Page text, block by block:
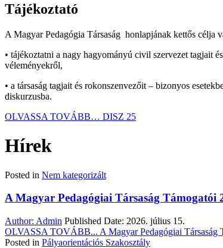
Tájékoztató
A Magyar Pedagógia Társaság honlapjának kettős célja
• tájékoztatni a nagy hagyományú civil szervezet tagjait
véleményekről,
• a társaság tagjait és rokonszenvezőit – bizonyos
diskurzusba.
OLVASSA TOVÁBB… DISZ 25
Hírek
Posted in Nem kategorizált
A Magyar Pedagógiai Társaság Támogatói
Author: Admin Published Date: 2026. július 15.
OLVASSA TOVÁBB... A Magyar Pedagógiai Társaság
Posted in Pályaorientációs Szakosztály